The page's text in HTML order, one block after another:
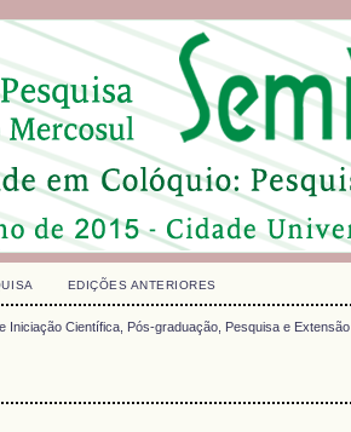
EDIÇÕES ANTERIORES
Iniciação Científica, Pós-graduação, Pesquisa e Extensão